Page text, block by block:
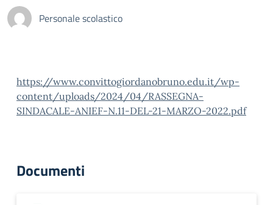
Personale scolastico
https://www.convittogiordanobruno.edu.it/wp-
content/uploads/2024/04/RASSEGNA-
SINDACALE-ANIEF-N.11-DEL-21-MARZO-2022.pdf
Documenti